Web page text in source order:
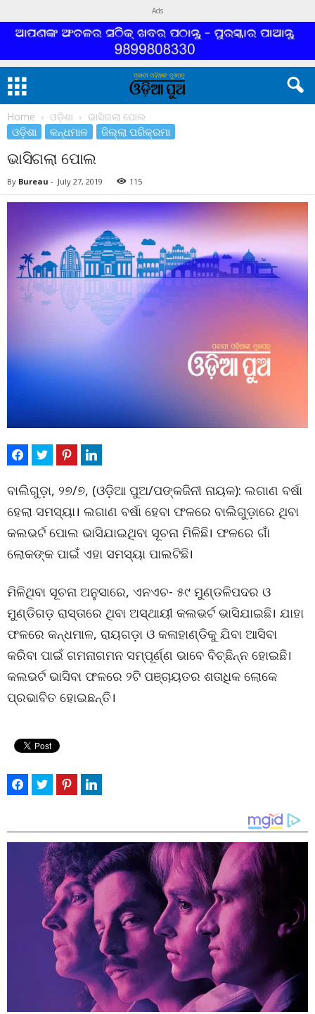
Ads
Home ଓଡ଼ିଶା ଭାସିଗଲା ପୋଲ
ଓଡ଼ିଶା କନ୍ଧମାଳ ଜିଲ୍ଲା ପରିକ୍ରମା
ଭାସିଗଲା ପୋଲ
By Bureau - July 27, 2019 115
ବାଲିଗୁଡ଼ା, ୨୭/୭, (ଓଡ଼ିଆ ପୁଅ/ପଙ୍କଜିନୀ ନାୟକ): ଲଗାଣ ବର୍ଷା
ହେଲା ସମସ୍ୟା। ଲଗାଣ ବର୍ଷା ହେବା ଫଳରେ ବାଲିଗୁଡ଼ାରେ ଥିବା
କଲଭର୍ଟ ପୋଲ ଭାସିଯାଇଥିବା ସୂଚନା ମିଳିଛି। ଫଳରେ ଗାଁ
ଲୋକଙ୍କ ପାଇଁ ଏହା ସମସ୍ୟା ପାଲଟିଛି।
ମିଳିଥିବା ସୂଚନା ଅନୁସାରେ, ଏନଏଚ- ୫୯ ମୁଣ୍ଡଳିପଦର ଓ
ମୁଣ୍ଡିଗଡ଼ ରାସ୍ତାରେ ଥିବା ଅସ୍ଥାୟୀ କଲଭର୍ଟ ଭାସିଯାଇଛି। ଯାହା
ଫଳରେ କନ୍ଧମାଳ, ରାୟଗଡ଼ା ଓ କଳାହାଣ୍ଡିକୁ ଯିବା ଆସିବା
କରିବା ପାଇଁ ଗମନାଗମନ ସମ୍ପୂର୍ଣ୍ଣ ଭାବେ ବିଚ୍ଛିନ୍ନ ହୋଇଛି।
କଲଭର୍ଟ ଭାସିବା ଫଳରେ ୨ଟି ପଞ୍ଚାୟତର ଶତାଧିକ ଲୋକେ
ପ୍ରଭାବିତ ହୋଇଛନ୍ତି।